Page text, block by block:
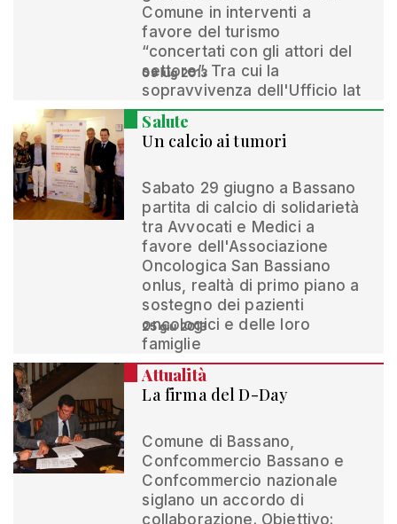
Comune in interventi a
favore del turismo
“concertati con gli attori del
settore”. Tra cui la
sopravvivenza dell'Ufficio Iat
09 lug 2013
Salute
Un calcio ai tumori
Sabato 29 giugno a Bassano
partita di calcio di solidarietà
tra Avvocati e Medici a
favore dell'Associazione
Oncologica San Bassiano
onlus, realtà di primo piano a
sostegno dei pazienti
oncologici e delle loro
famiglie
25 giu 2013
Attualità
La firma del D-Day
Comune di Bassano,
Confcommercio Bassano e
Confcommercio nazionale
siglano un accordo di
collaborazione. Obiettivo: